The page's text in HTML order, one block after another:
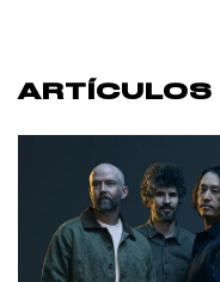
ARTÍCULOS